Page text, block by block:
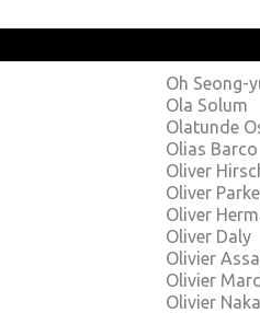
Oh Seong-
Ola Solum
Olatunde
Olias Barco
Oliver
Oliver
Oliver
Oliver Daly
Olivier
Olivier
Olivier